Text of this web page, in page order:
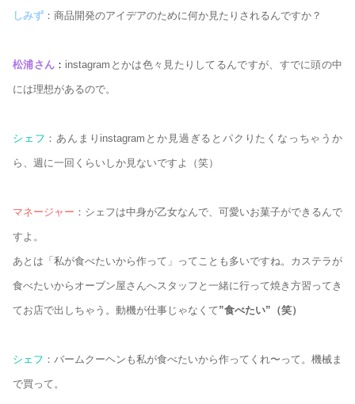
しみず ：商品開発のアイデアのために何か見たりされるんですか？
松浦さん ： instagramとかは色々見たりしてるんですが、すでに頭の中
には理想があるので。
シェフ ：あんまりinstagramとか見過ぎるとパクりたくなっちゃうか
ら、週に一回くらいしか見ないですよ（笑）
マネージャー ：シェフは中身が乙女なんで、可愛いお菓子ができるんで
すよ。
あとは「私が食べたいから作って」ってことも多いですね。カステラが
食べたいからオーブン屋さんへスタッフと一緒に行って焼き方習ってき
てお店で出しちゃう。動機が仕事じゃなくて”食べたい”（笑）
シェフ ：バームクーヘンも私が食べたいから作ってくれ〜って。機械ま
で買って。